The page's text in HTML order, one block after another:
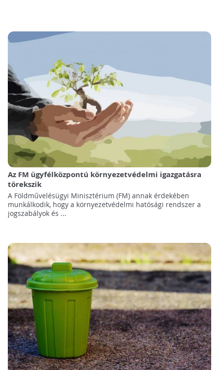
Az FM ügyfélközpontú környezetvédelmi igazgatásra
törekszik
A Földművelésügyi Minisztérium (FM) annak érdekében
munkálkodik, hogy a környezetvédelmi hatósági rendszer a
jogszabályok és ...